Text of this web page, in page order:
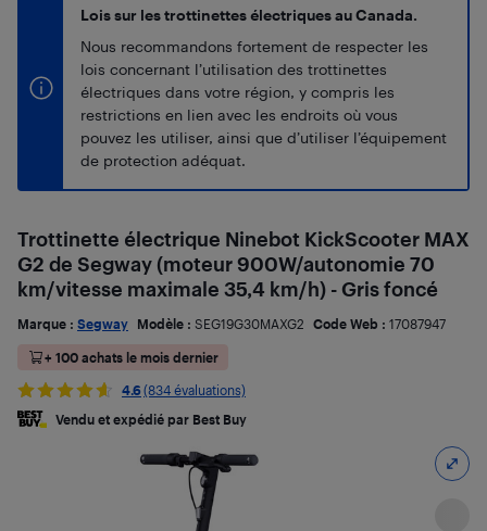
Lois sur les trottinettes électriques au Canada.
Nous recommandons fortement de respecter les
lois concernant l’utilisation des trottinettes
électriques dans votre région, y compris les
restrictions en lien avec les endroits où vous
pouvez les utiliser, ainsi que d’utiliser l’équipement
de protection adéquat.
Trottinette électrique Ninebot KickScooter MAX
G2 de Segway (moteur 900W/autonomie 70
km/vitesse maximale 35,4 km/h) - Gris foncé
Marque : Segway Modèle : SEG19G30MAXG2 Code Web : 17087947
+ 100 achats le mois dernier
4.6 (834 évaluations)
Vendu et expédié par Best Buy